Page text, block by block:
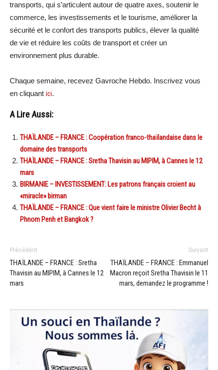
transports, qui s’articulent autour de quatre axes, soutenir le
commerce, les investissements et le tourisme, améliorer la
sécurité et le confort des transports publics, élever la qualité
de vie et réduire les coûts de transport et créer un
environnement plus durable.
Chaque semaine, recevez Gavroche Hebdo. Inscrivez vous
en cliquant ici.
A Lire Aussi:
THAÏLANDE – FRANCE : Coopération franco-thaïlandaise dans le
domaine des transports
THAÏLANDE – FRANCE : Sretha Thavisin au MIPIM, à Cannes le 12
mars
BIRMANIE – INVESTISSEMENT: Les patrons français croient au
«miracle» birman
THAÏLANDE – FRANCE : Que vient faire le ministre Olivier Becht à
Phnom Penh et Bangkok ?
Précédent
THAÏLANDE – FRANCE : Sretha
Thavisin au MIPIM, à Cannes le 12
mars
Suivant
THAÏLANDE – FRANCE : Emmanuel
Macron reçoit Sretha Thavisin le 11
mars, demandez le programme !